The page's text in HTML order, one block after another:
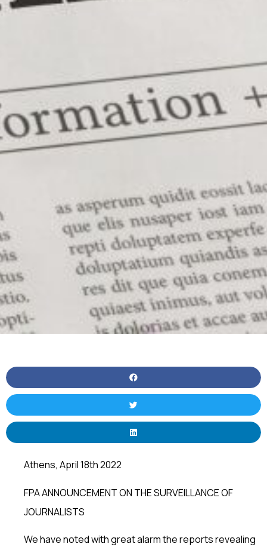
Athens, April 18th 2022
FPA ANNOUNCEMENT ON THE SURVEILLANCE OF
JOURNALISTS
We have noted with great alarm the reports revealing